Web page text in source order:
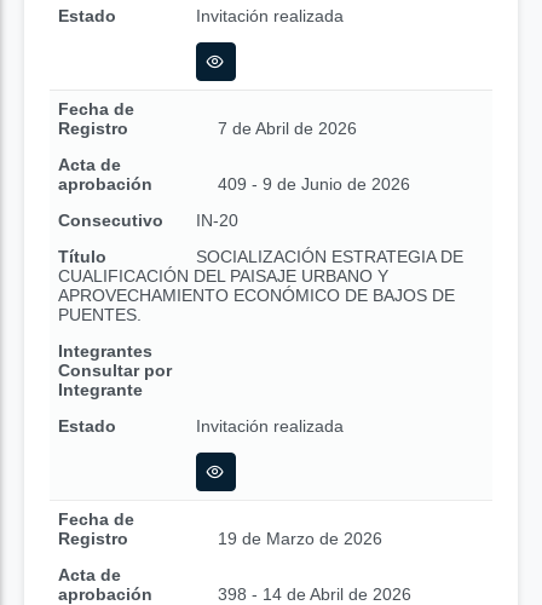
Estado
Invitación realizada
Fecha de
Registro
7 de Abril de 2026
Acta de
aprobación
409 - 9 de Junio de 2026
Consecutivo
IN-20
Título
SOCIALIZACIÓN ESTRATEGIA DE
CUALIFICACIÓN DEL PAISAJE URBANO Y
APROVECHAMIENTO ECONÓMICO DE BAJOS DE
PUENTES.
Integrantes
Consultar por
Integrante
Estado
Invitación realizada
Fecha de
Registro
19 de Marzo de 2026
Acta de
aprobación
398 - 14 de Abril de 2026